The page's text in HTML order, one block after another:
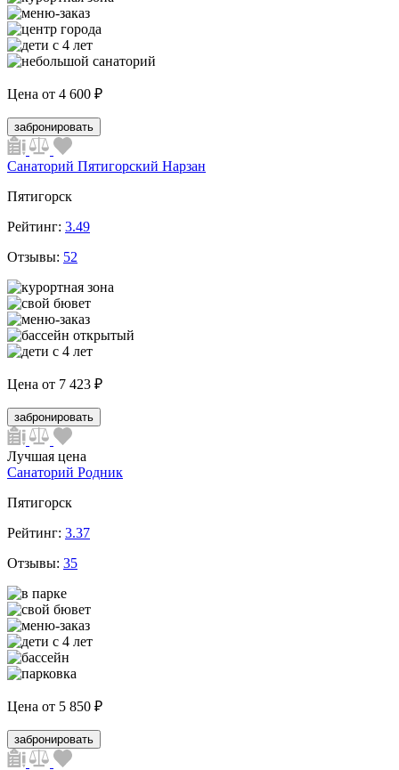
Цена от 4 600 ₽
забронировать
Санаторий Пятигорский Нарзан
Пятигорск
Рейтинг: 3.49
Отзывы: 52
Цена от 7 423 ₽
забронировать
Лучшая цена
Санаторий Родник
Пятигорск
Рейтинг: 3.37
Отзывы: 35
Цена от 5 850 ₽
забронировать